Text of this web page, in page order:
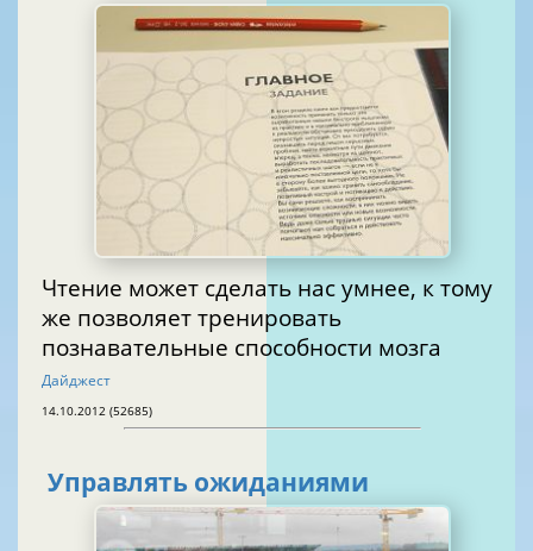
Чтение может сделать нас умнее, к тому
же позволяет тренировать
познавательные способности мозга
Дайджест
14.10.2012 (52685)
Управлять ожиданиями